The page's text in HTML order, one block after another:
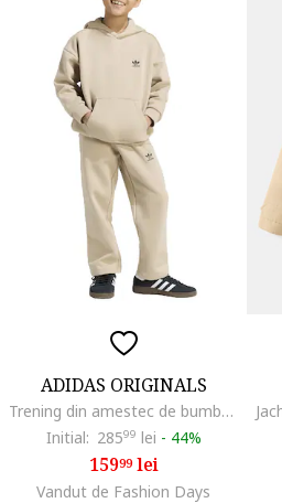
ADIDAS ORIGINALS
Trening din amestec de bumbac cu logo, Bej
Initial: 28599 lei - 44%
15999lei
Vandut de Fashion Days